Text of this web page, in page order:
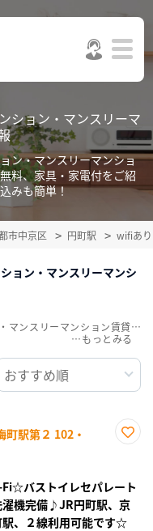
ション・マンスリーマ
ン・マンスリーマンショ
料、家具・家電付をご紹
みも簡単！
市中京区 円町駅 wifiあ
ョン・マンスリーマンシ
駅第２ 102・
録
バストイレセパレート
濯機完備♪JR円町駅、京
駅、２線利用可能です☆
円町駅/wifiありのウィークリーマンション・マンスリーマンション賃貸物件一覧を掲載中。敷金・礼金無料、家具・家電付をご紹介。こだわり条件での絞込みも簡単！
…